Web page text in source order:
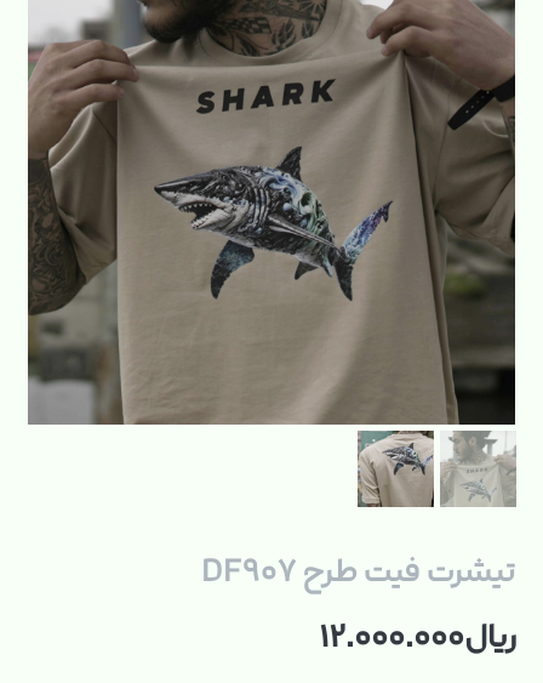
تیشرت فیت طرح DF۹۰۷
ریال۱۲.۰۰۰.۰۰۰